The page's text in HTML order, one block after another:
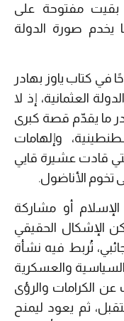
بقيت مفتوحة على
يخدم صورة الدولة
في كتاب ياوز بهادر
العثمانية، إذ لا
ما يقدّم قصة كبرى
وإلهامات
التي قادت عشيرة قايي
تخوم الأناضول.
أو مشاركة
الإشكال الحقيقي
تُربط فيه نشأة
السياسية والعسكرية
الكرامات والرؤى
ثم يعود ليمنح